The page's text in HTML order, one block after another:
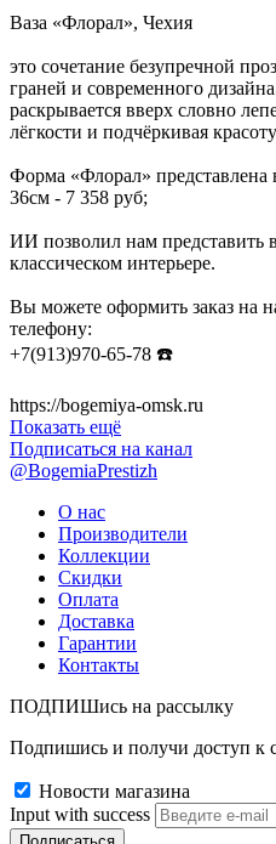
Ваза «Флорал», Чехия
это сочетание безупречной
граней и современного
раскрывается вверх словно
лёгкости и подчёркивая
Форма «Флорал» представлена
36см - 7 358 руб;
ИИ позволил нам представить
классическом интерьере.
Вы можете оформить заказ на
телефону:
+7(913)970-65-78 ☎️
https://bogemiya-omsk.ru
Показать ещё
Подписаться на канал
@BogemiaPrestizh
О нас
Производители
Коллекции
Скидки
Оплата
Доставка
Гарантии
Контакты
ПОДПИШись на рассылку
Подпишись и получи доступ к
Новости магазина
Input with success